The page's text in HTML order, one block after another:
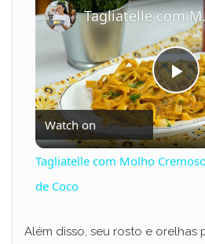
P
l
y
Tagliatelle
Watch on
Tagliatelle com Molho
de Coco
Além disso, seu rosto e orelhas